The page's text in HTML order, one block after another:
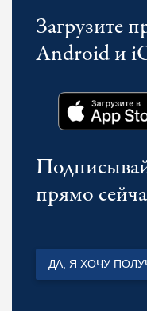
Загрузите
Android и
прямо
ДА, Я ХОЧУ